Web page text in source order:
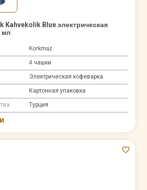
Kahvekolik Blue электрическая
мл
Korkmaz
4 чашки
Электрическая кофеварка
Картонная упаковка
Турция